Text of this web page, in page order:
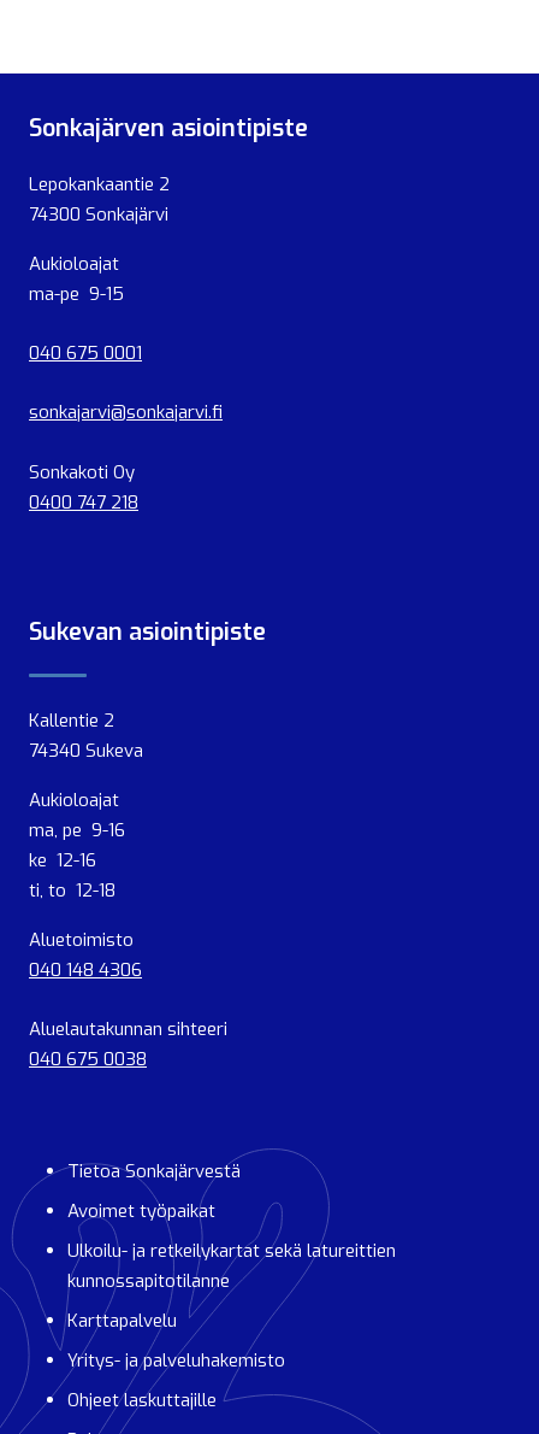
Sonkajärven asiointipiste
Lepokankaantie 2
74300 Sonkajärvi
Aukioloajat
ma-pe 9-15
040 675 0001
sonkajarvi@sonkajarvi.fi
Sonkakoti Oy
0400 747 218
Sukevan asiointipiste
Kallentie 2
74340 Sukeva
Aukioloajat
ma, pe 9-16
ke 12-16
ti, to 12-18
Aluetoimisto
040 148 4306
Aluelautakunnan sihteeri
040 675 0038
Tietoa Sonkajärvestä
Avoimet työpaikat
Ulkoilu- ja retkeilykartat sekä latureittien
kunnossapitotilanne
Karttapalvelu
Yritys- ja palveluhakemisto
Ohjeet laskuttajille